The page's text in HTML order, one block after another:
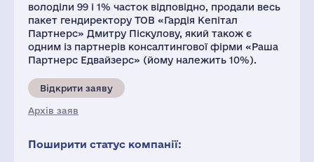
володіли 99 і 1% часток відповідно, продали весь
пакет гендиректору ТОВ «Гардія Кепітал
Партнерс» Дмитру Піскулову, який також є
одним із партнерів консалтингової фірми «Раша
Партнерс Едвайзерс» (йому належить 10%).
Відкрити заяву
Архів заяв
Поширити статус компанії: